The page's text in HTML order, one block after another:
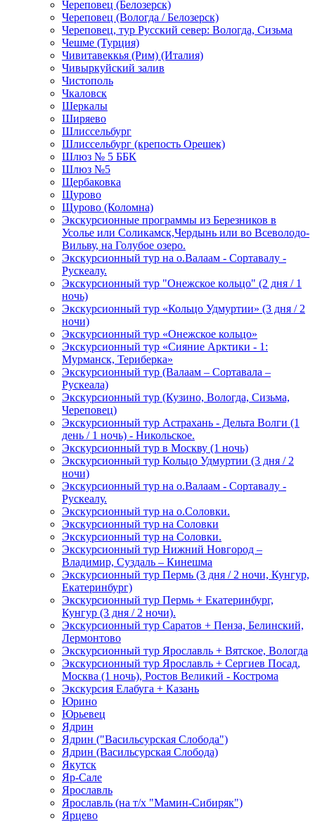
Череповец (Белозерск)
Череповец (Вологда / Белозерск)
Череповец, тур Русский север: Вологда, Сизьма
Чешме (Турция)
Чивитавеккья (Рим) (Италия)
Чивыркуйский залив
Чистополь
Чкаловск
Шеркалы
Ширяево
Шлиссельбург
Шлиссельбург (крепость Орешек)
Шлюз № 5 ББК
Шлюз №5
Щербаковка
Щурово
Щурово (Коломна)
Экскурсионные программы из Березников в
Усолье или Соликамск,Чердынь или во Всеволодо-
Вильву, на Голубое озеро.
Экскурсионный тур на о.Валаам - Сортавалу -
Рускеалу.
Экскурсионный тур "Онежское кольцо" (2 дня / 1
ночь)
Экскурсионный тур «Кольцо Удмуртии» (3 дня / 2
ночи)
Экскурсионный тур «Онежское кольцо»
Экскурсионный тур «Сияние Арктики - 1:
Мурманск, Териберка»
Экскурсионный тур (Валаам – Сортавала –
Рускеала)
Экскурсионный тур (Кузино, Вологда, Сизьма,
Череповец)
Экскурсионный тур Астрахань - Дельта Волги (1
день / 1 ночь) - Никольское.
Экскурсионный тур в Москву (1 ночь)
Экскурсионный тур Кольцо Удмуртии (3 дня / 2
ночи)
Экскурсионный тур на о.Валаам - Сортавалу -
Рускеалу.
Экскурсионный тур на о.Соловки.
Экскурсионный тур на Соловки
Экскурсионный тур на Соловки.
Экскурсионный тур Нижний Новгород –
Владимир, Суздаль – Кинешма
Экскурсионный тур Пермь (3 дня / 2 ночи, Кунгур,
Екатеринбург)
Экскурсионный тур Пермь + Екатеринбург,
Кунгур (3 дня / 2 ночи).
Экскурсионный тур Саратов + Пенза, Белинский,
Лермонтово
Экскурсионный тур Ярославль + Вятское, Вологда
Экскурсионный тур Ярославль + Сергиев Посад,
Москва (1 ночь), Ростов Великий - Кострома
Экскурсия Елабуга + Казань
Юрино
Юрьевец
Ядрин
Ядрин ("Васильсурская Слобода")
Ядрин (Васильсурская Слобода)
Якутск
Яр-Сале
Ярославль
Ярославль (на т/х "Мамин-Сибиряк")
Ярцево